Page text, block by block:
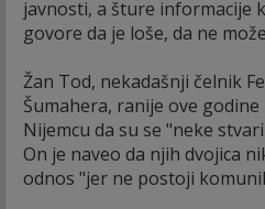
javnosti, a šture informacije
govore da je loše, da ne
Žan Tod, nekadašnji čelnik
Šumahera, ranije ove
Nijemcu da su se "neke
On je naveo da njih dvojica
odnos "jer ne postoji